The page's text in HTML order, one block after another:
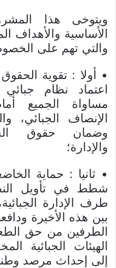
ويتوخى هذا
الأساسية والأهداف
والتي تهم على
• أولا : تقوية
اعتماد نظام
مساواة الجميع
الإنصاف الجبائي،
وضمان حقوق
والإدارة؛
• ثانيا : حماية
شطط في تأويل
طرف الإدارة
بين هذه الأخيرة
الطرفين من حق
الهيئات الجبائية
إلى إحداث مرصد